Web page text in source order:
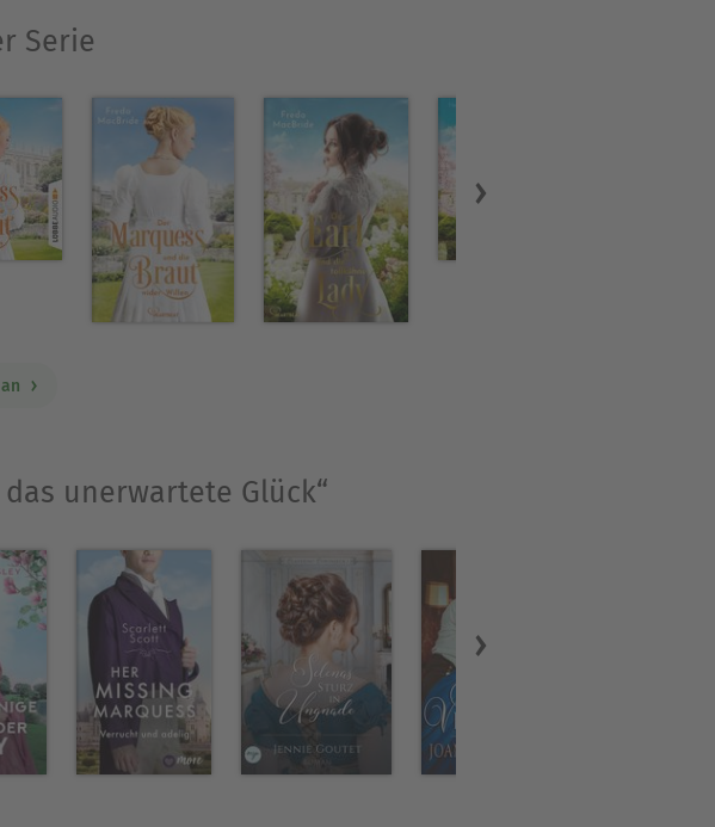
Serie
unerwartete Glück“